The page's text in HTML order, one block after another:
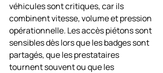
véhicules sont critiques, car ils
combinent vitesse, volume et pression
opérationnelle. Les accès piétons sont
sensibles dès lors que les badges sont
partagés, que les prestataires
tournent souvent ou que les